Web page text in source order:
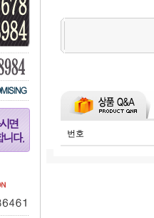
번호